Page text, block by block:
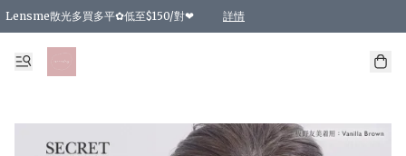
Lensme散光多買多平✿低至$150/對❤ 詳情
台灣Karacon⁩✧日拋 特價清貨❁⃘
日本韓國多款日/月拋現貨☼ 特價❤︎數量有限 售完即止
🇰🇷韓國多款月拋現貨 特價兩對$99✿數量有限 售完即止♫
精選商品，任選買2件或以上9 折；買4件或以上85 折；買6件或以上8 折
精選商品，任選買2件HKD 140.00；買4件HKD 260.00
精選商品，任選買2件HKD 190.00；買4件HKD 360.00
精選商品，任選買2件HKD 110.00；買4件HKD 180.00
精選商品，任選買2件HKD 170.00；買4件HKD 320.00
精選商品，任選買2件或以上減HKD 148.00
精選商品，任選買2件或以上減HKD 148.00
精選商品，任選買2件或以上95 折；買4件或以上9 折；買6件或以上85 折；買8件
精選商品，任選買12件或以上87 折
精選商品，任選買2件或以上減HKD 16.00；買4件或以上減HKD 32.00；買6
精選商品，任選買2件或以上95 折；買4件或以上9 折；買8件或以上85 折；買12
購物滿 HKD 800.00即享免運費優惠！（適用於 特定的送貨方式 )